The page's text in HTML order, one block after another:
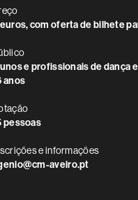
com oferta de bilhete
e profissionais de dança
anos
pessoas
e informações
aveiro.pt